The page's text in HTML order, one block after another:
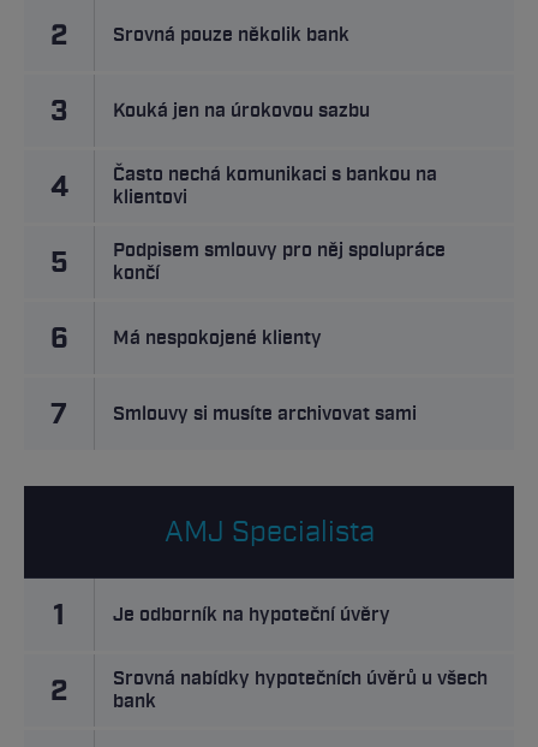
2 Srovná pouze několik bank
3 Kouká jen na úrokovou sazbu
4
Často nechá komunikaci s bankou na
klientovi
5
Podpisem smlouvy pro něj spolupráce
končí
6 Má nespokojené klienty
7 Smlouvy si musíte archivovat sami
AMJ Specialista
1 Je odborník na hypoteční úvěry
2
Srovná nabídky hypotečních úvěrů u všech
bank